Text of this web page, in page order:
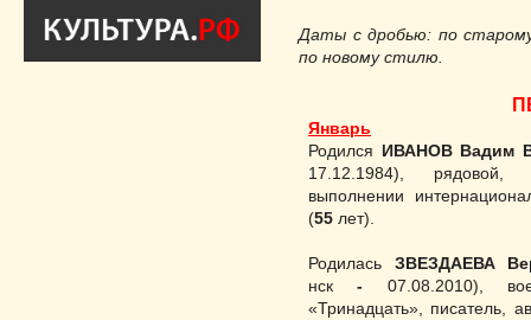
Даты с дробью: по
по новому стилю.
Январь
Родился
ИВАНОВ Вадим
17.12.1984), рядовой,
выполнении
(55 лет).
Родилась ЗВЕЗДАЕВА
нск - 07.08.2010),
«Тринадцать», писатель,